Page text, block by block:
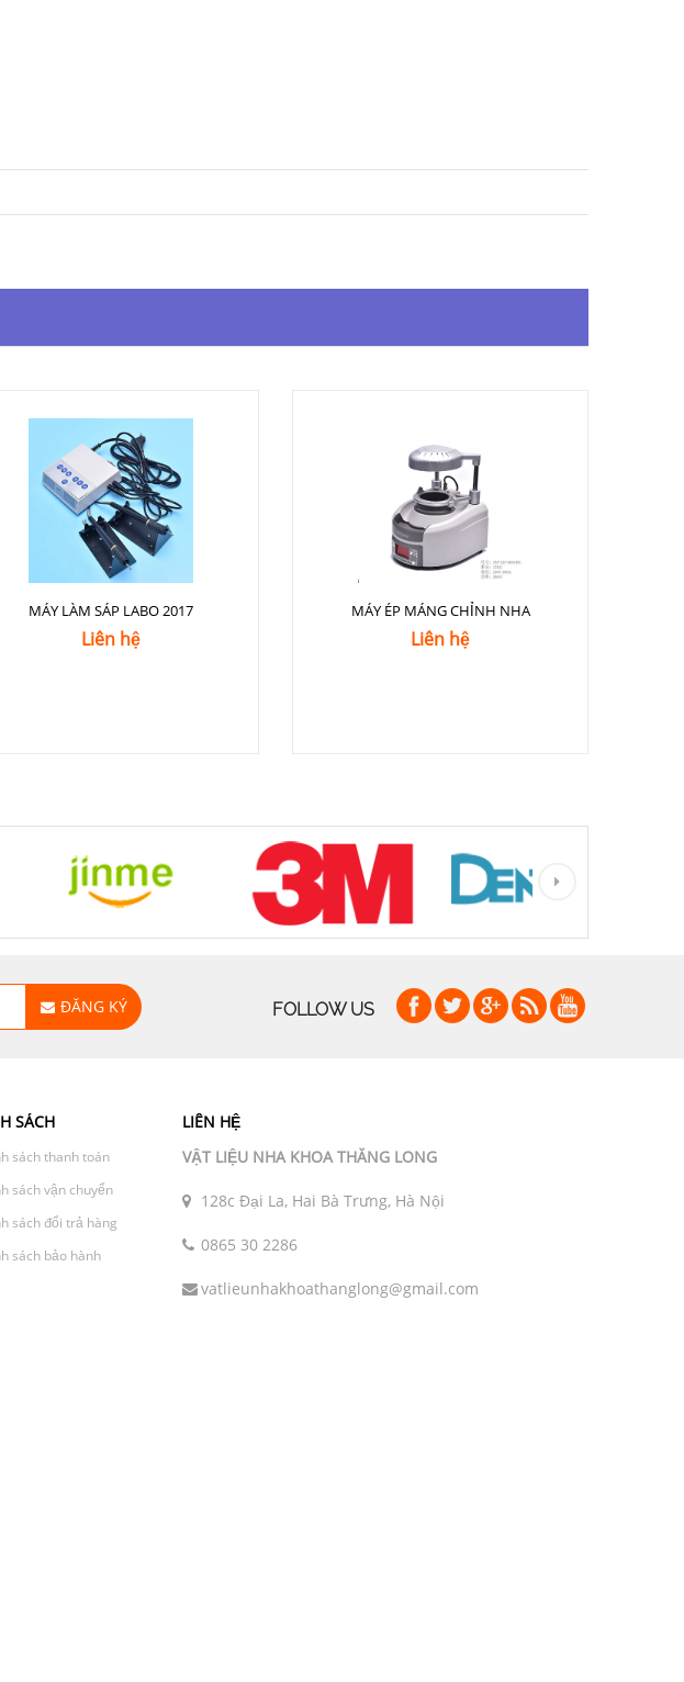
MÁY LÀM SÁP LABO 2017
Liên hệ
MÁY ÉP MÁNG CHỈNH NHA
Liên hệ
ĐĂNG KÝ FOLLOW US
SÁCH
sách thanh toán
sách vận chuyển
sách đổi trả hàng
sách bảo hành
LIÊN HỆ
VẬT LIỆU NHA KHOA THĂNG LONG
128c Đại La, Hai Bà Trưng, Hà Nội
0865 30 2286
vatlieunhakhoathanglong@gmail.com